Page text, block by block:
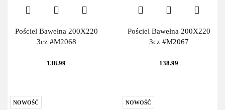
Pościel Bawełna 200X220
3cz #M2068
138.99
Pościel Bawełna 200X220
3cz #M2067
138.99
NOWOŚĆ NOWOŚĆ